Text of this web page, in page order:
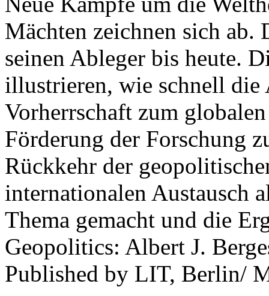
Mächten zeichnen sich
seinen Ableger bis heute.
illustrieren, wie schnell die
Vorherrschaft zum
Förderung der Forschung
Rückkehr der
internationalen Austausch
Thema gemacht und die
Geopolitics: Albert J.
Published by LIT, Berlin/